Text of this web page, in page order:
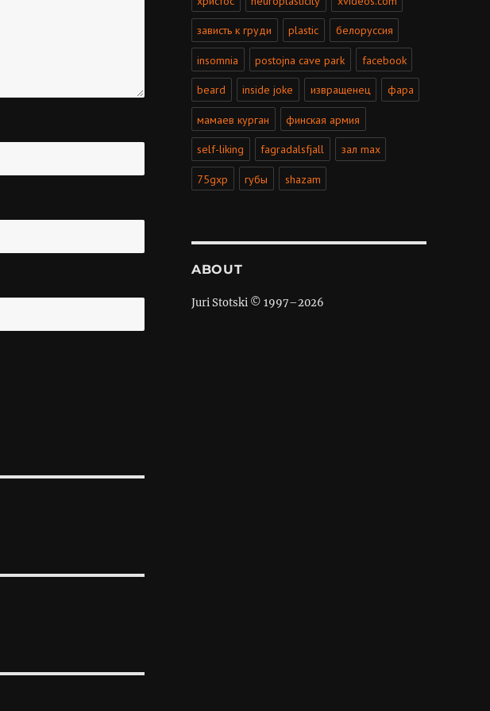
зависть к груди plastic белоруссия
insomnia postojna cave park facebook
beard inside joke извращенец фара
мамаев курган финская армия
self-liking fagradalsfjall зал max
75gxp губы shazam
ABOUT
Juri Stotski © 1997–2026